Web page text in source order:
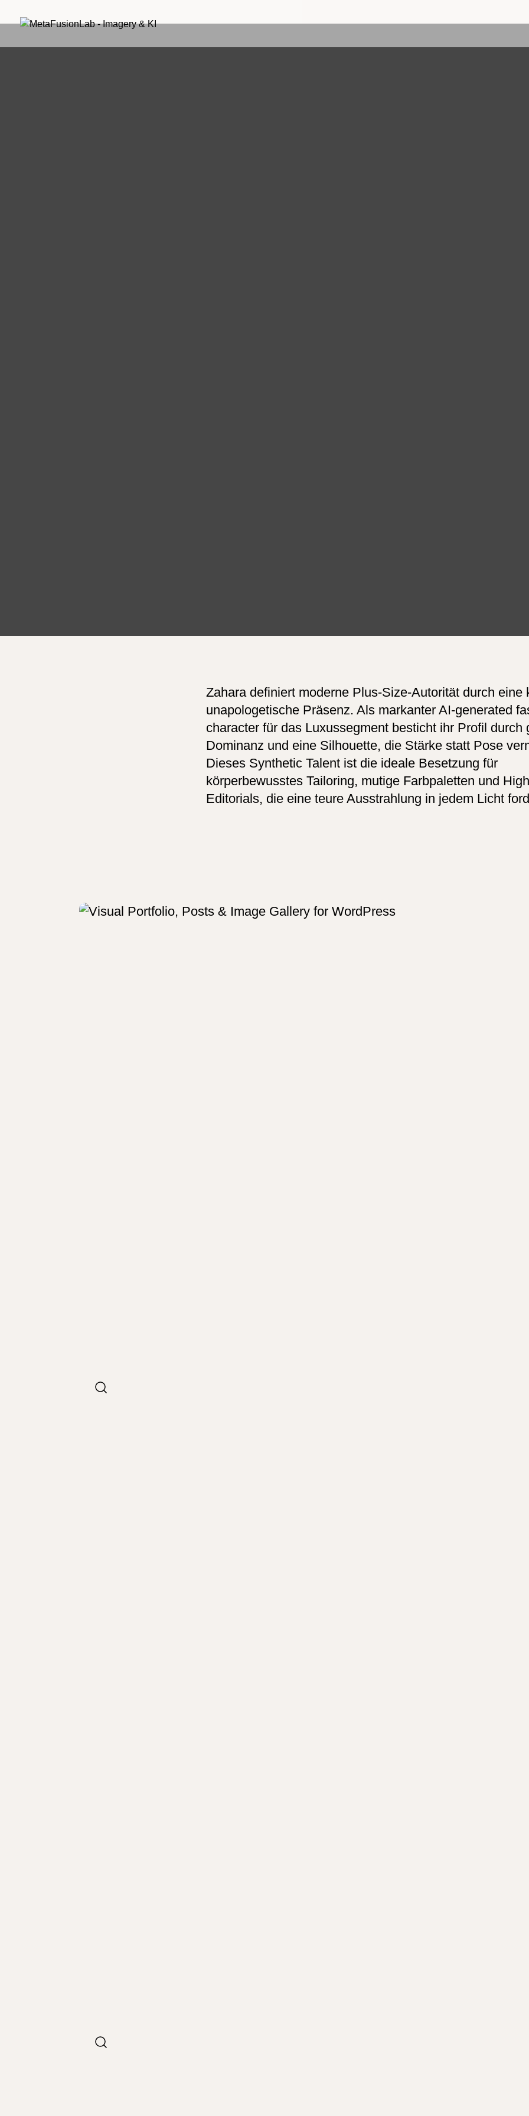
Zahara definiert moderne Plus-Size-Autorität durch eine
unapologetische Präsenz. Als markanter AI-generated
character für das Luxussegment besticht ihr Profil durch
Dominanz und eine Silhouette, die Stärke statt Pose
Dieses Synthetic Talent ist die ideale Besetzung für
körperbewusstes Tailoring, mutige Farbpaletten und
Editorials, die eine teure Ausstrahlung in jedem Licht